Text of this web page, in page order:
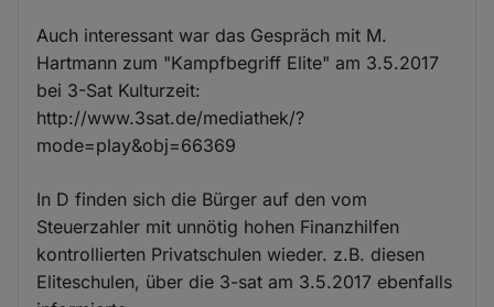
Auch interessant war das Gespräch mit M.
Hartmann zum "Kampfbegriff Elite" am 3.5.2017
bei 3-Sat Kulturzeit:
http://www.3sat.de/mediathek/?
mode=play&obj=66369
In D finden sich die Bürger auf den vom
Steuerzahler mit unnötig hohen Finanzhilfen
kontrollierten Privatschulen wieder. z.B. diesen
Eliteschulen, über die 3-sat am 3.5.2017 ebenfalls